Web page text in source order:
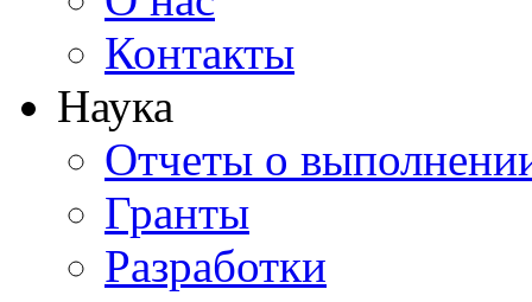
Контакты
Наука
Отчеты о
Гранты
Разработки